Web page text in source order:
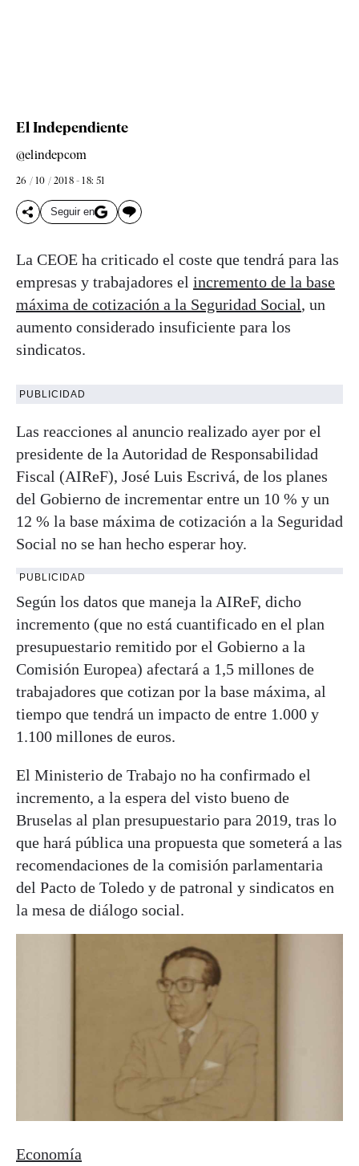
El Independiente
@elindepcom
26 / 10 / 2018 - 18: 51
Seguir en
La CEOE ha criticado el coste que tendrá para las
empresas y trabajadores el incremento de la base
máxima de cotización a la Seguridad Social, un
aumento considerado insuficiente para los
sindicatos.
PUBLICIDAD
Las reacciones al anuncio realizado ayer por el
presidente de la Autoridad de Responsabilidad
Fiscal (AIReF), José Luis Escrivá, de los planes
del Gobierno de incrementar entre un 10 % y un
12 % la base máxima de cotización a la Seguridad
Social no se han hecho esperar hoy.
PUBLICIDAD
Según los datos que maneja la AIReF, dicho
incremento (que no está cuantificado en el plan
presupuestario remitido por el Gobierno a la
Comisión Europea) afectará a 1,5 millones de
trabajadores que cotizan por la base máxima, al
tiempo que tendrá un impacto de entre 1.000 y
1.100 millones de euros.
El Ministerio de Trabajo no ha confirmado el
incremento, a la espera del visto bueno de
Bruselas al plan presupuestario para 2019, tras lo
que hará pública una propuesta que someterá a las
recomendaciones de la comisión parlamentaria
del Pacto de Toledo y de patronal y sindicatos en
la mesa de diálogo social.
Economía